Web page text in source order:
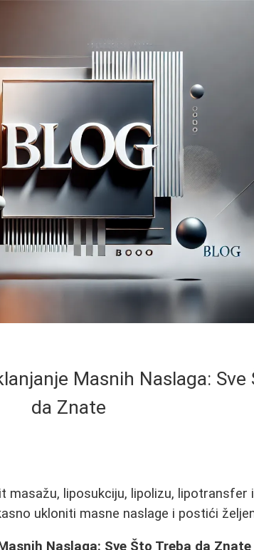
Masnih Naslaga: Sve
da Znate
masažu, liposukciju, lipolizu, lipotransfer i
ukloniti masne naslage i postići
Naslaga: Sve Što Treba da Znate